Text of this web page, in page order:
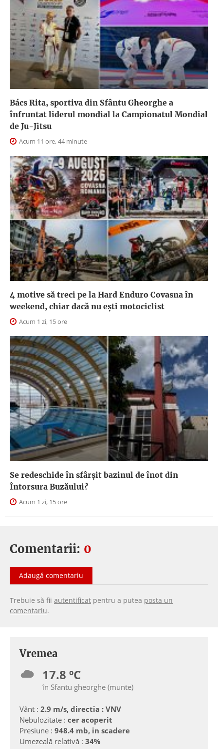
Bács Rita, sportiva din Sfântu Gheorghe a
înfruntat liderul mondial la Campionatul Mondial
de Ju-Jitsu
Acum 11 ore, 44 minute
4 motive să treci pe la Hard Enduro Covasna în
weekend, chiar dacă nu ești motociclist
Acum 1 zi, 15 ore
Se redeschide în sfârșit bazinul de înot din
Întorsura Buzăului?
Acum 1 zi, 15 ore
Comentarii: 0
Adaugă comentariu
Trebuie să fii autentificat pentru a putea posta un
comentariu.
Vremea
17.8 ºC
în Sfantu gheorghe (munte)
Vânt : 2.9 m/s, directia : VNV
Nebulozitate : cer acoperit
Presiune : 948.4 mb, in scadere
Umezeală relativă : 34%